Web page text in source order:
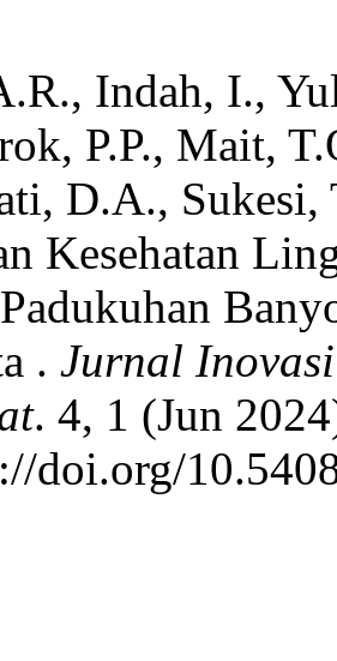
Indah, I.,
P.P., Mait,
D.A.,
Kesehatan
. Jurnal
. 4, 1 (Jun
doi.org/